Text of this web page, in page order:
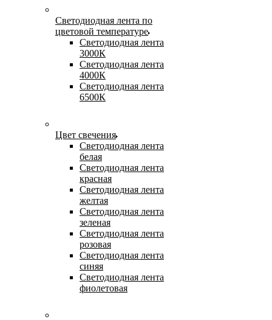
Светодиодная лента по
цветовой температуре
Светодиодная лента
3000К
Светодиодная лента
4000К
Светодиодная лента
6500К
Цвет свечения
Светодиодная лента
белая
Светодиодная лента
красная
Светодиодная лента
желтая
Светодиодная лента
зеленая
Светодиодная лента
розовая
Светодиодная лента
синяя
Светодиодная лента
фиолетовая